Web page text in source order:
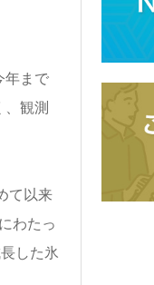
年まで
観測
て以来
わたっ
した氷